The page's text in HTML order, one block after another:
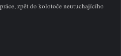
zpět do kolotoče neutuchajícího